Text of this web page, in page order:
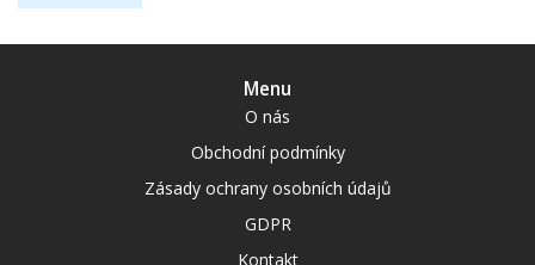
Menu
O nás
Obchodní podmínky
Zásady ochrany osobních údajů
GDPR
Kontakt